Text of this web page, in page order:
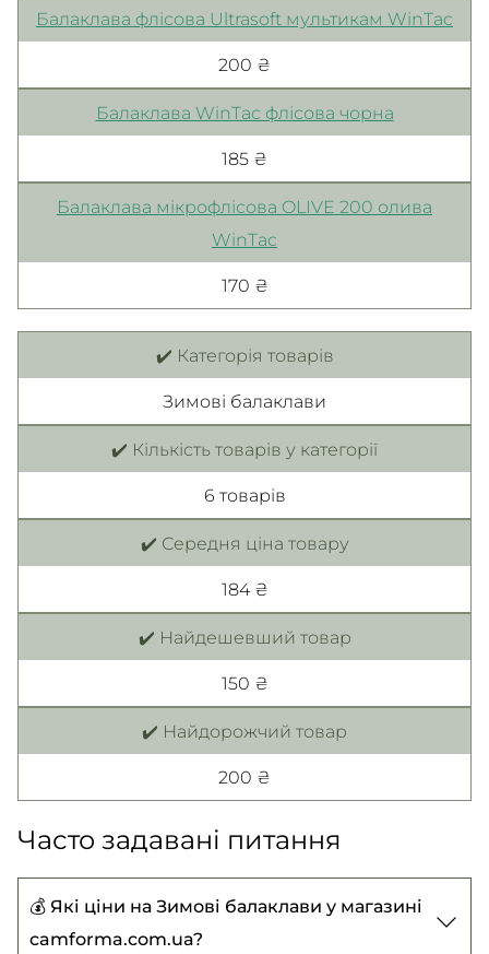
Балаклава флісова Ultrasoft мультикам WinTac
200 ₴
Балаклава WinTac флісова чорна
185 ₴
Балаклава мікрофлісова OLIVE 200 олива
WinTac
170 ₴
✔️ Категорія товарів
Зимові балаклави
✔️ Кількість товарів у категорії
6 товарiв
✔️ Середня ціна товару
184 ₴
✔️ Найдешевший товар
150 ₴
✔️ Найдорожчий товар
200 ₴
Часто задавані питання
💰 Які ціни на Зимові балаклави у магазині
camforma.com.ua?